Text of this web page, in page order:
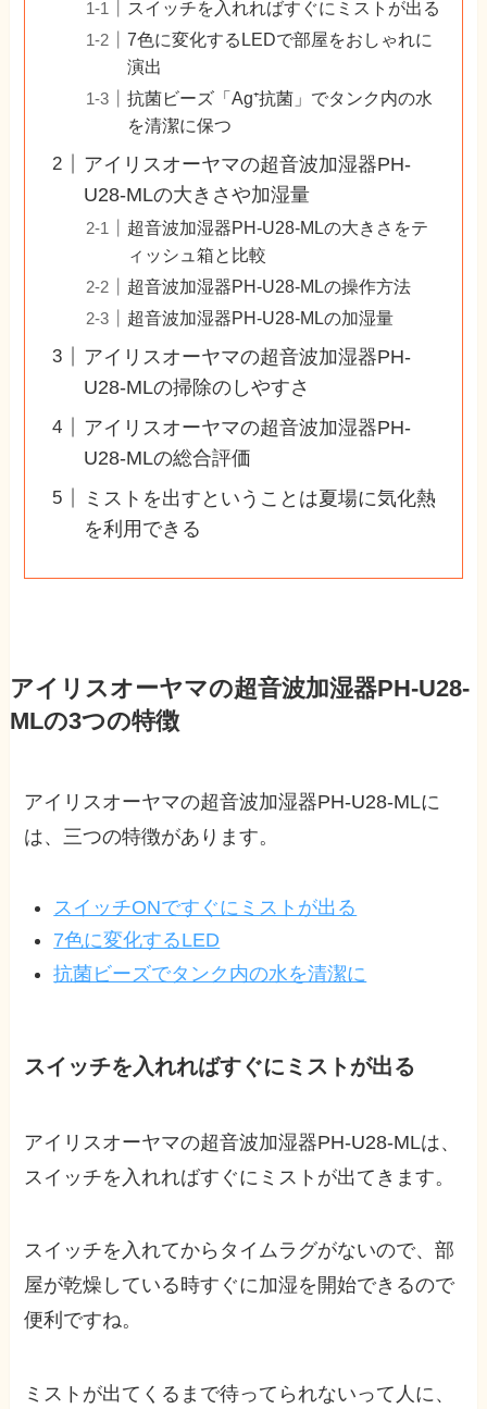
スイッチを入れればすぐにミストが出る
7色に変化するLEDで部屋をおしゃれに
演出
抗菌ビーズ「Ag⁺抗菌」でタンク内の水
を清潔に保つ
アイリスオーヤマの超音波加湿器PH-
U28-MLの大きさや加湿量
超音波加湿器PH-U28-MLの大きさをテ
ィッシュ箱と比較
超音波加湿器PH-U28-MLの操作方法
超音波加湿器PH-U28-MLの加湿量
アイリスオーヤマの超音波加湿器PH-
U28-MLの掃除のしやすさ
アイリスオーヤマの超音波加湿器PH-
U28-MLの総合評価
ミストを出すということは夏場に気化熱
を利用できる
アイリスオーヤマの超音波加湿器PH-U28-
MLの3つの特徴
アイリスオーヤマの超音波加湿器PH-U28-MLに
は、三つの特徴があります。
スイッチONですぐにミストが出る
7色に変化するLED
抗菌ビーズでタンク内の水を清潔に
スイッチを入れればすぐにミストが出る
アイリスオーヤマの超音波加湿器PH-U28-MLは、
スイッチを入れればすぐにミストが出てきます。
スイッチを入れてからタイムラグがないので、部
屋が乾燥している時すぐに加湿を開始できるので
便利ですね。
ミストが出てくるまで待ってられないって人に、